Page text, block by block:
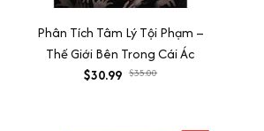
Phân Tích Tâm Lý Tội Phạm –
Thế Giới Bên Trong Cái Ác
$30.99 $35.00